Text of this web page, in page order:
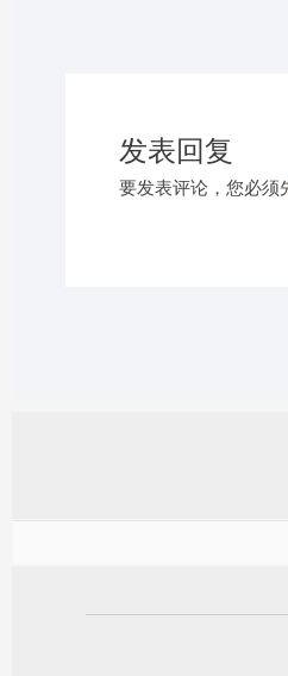
发表回复
要发表评论，您必须